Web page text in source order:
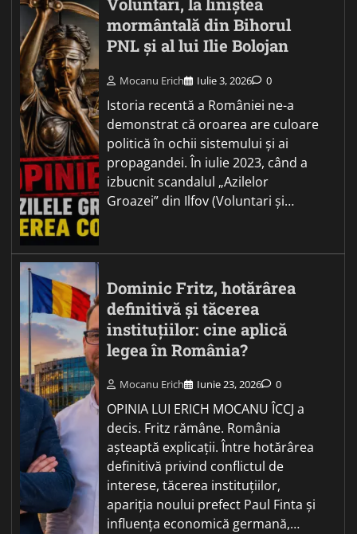
Voluntari, la liniștea
mormântală din Bihorul
PNL și al lui Ilie Bolojan
Mocanu Erich Iulie 3, 2026 0
Istoria recentă a României ne-a
demonstrat că oroarea are culoare
politică în ochii sistemului și ai
propagandei. În iulie 2023, când a
izbucnit scandalul „Azilelor
Groazei” din Ilfov (Voluntari și…
Dominic Fritz, hotărârea
definitivă și tăcerea
instituțiilor: cine aplică
legea în România?
Mocanu Erich Iunie 23, 2026 0
OPINIA LUI ERICH MOCANU ÎCCJ a
decis. Fritz rămâne. România
așteaptă explicații. Între hotărârea
definitivă privind conflictul de
interese, tăcerea instituțiilor,
apariția noului prefect Paul Finta și
influența economică germană,…